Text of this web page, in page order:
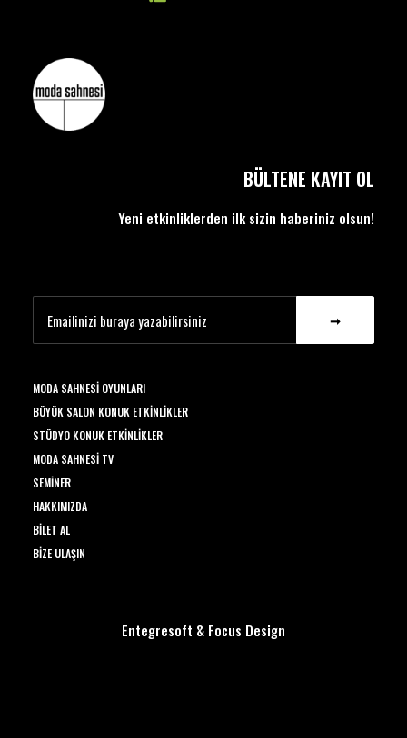
BÜLTENE KAYIT OL
Yeni etkinliklerden ilk sizin haberiniz olsun!
MODA SAHNESI OYUNLARI
BÜYÜK SALON KONUK ETKINLIKLER
STÜDYO KONUK ETKINLIKLER
MODA SAHNESI TV
SEMINER
HAKKIMIZDA
BILET AL
BIZE ULAŞIN
Entegresoft & Focus Design